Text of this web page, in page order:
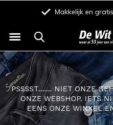
Makkelijk en
PSSSST....... NIET ONZE
ONZE WEBSHOP. IETS
EENS ONZE WINKEL